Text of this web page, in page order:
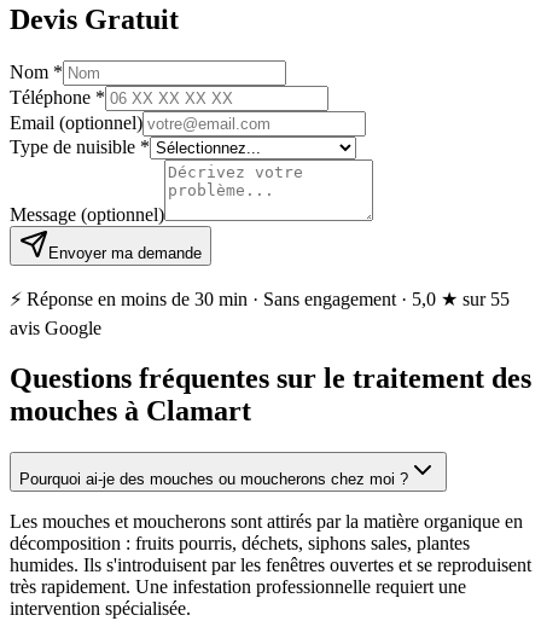
Devis Gratuit
Nom *
Téléphone *
Email (optionnel)
Type de nuisible *
Message (optionnel)
Envoyer ma demande
⚡ Réponse en moins de 30 min · Sans engagement · 5,0 ★ sur 55
avis Google
Questions fréquentes sur le traitement des
mouches à Clamart
Pourquoi ai-je des mouches ou moucherons chez moi ?
Les mouches et moucherons sont attirés par la matière organique en
décomposition : fruits pourris, déchets, siphons sales, plantes
humides. Ils s'introduisent par les fenêtres ouvertes et se reproduisent
très rapidement. Une infestation professionnelle requiert une
intervention spécialisée.